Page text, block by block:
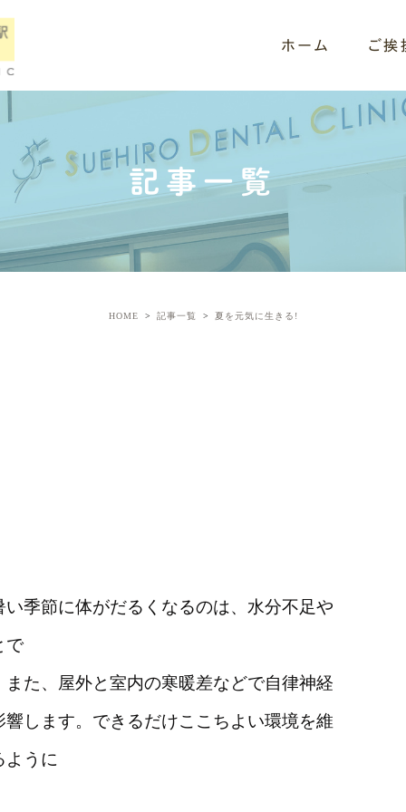
ホーム ご挨
記事一覧
HOME 記事一覧 夏を元気に生きる!
季節に体がだるくなるのは、水分不足や
で
た、屋外と室内の寒暖差などで自律神経
します。できるだけここちよい環境を維
ように